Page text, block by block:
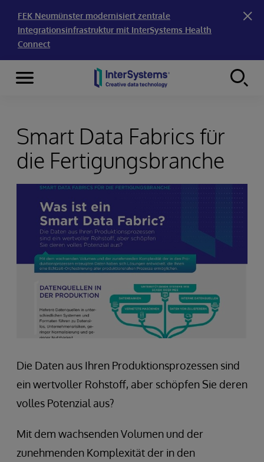
FEK Neumünster modernisiert zentrale
Integrationsinfrastruktur mit InterSystems Health
Connect
Skip to content
Menu
Smart Data Fabrics für
die Fertigungsbranche
Die Daten aus Ihren Produktionsprozessen sind
ein wertvoller Rohstoff, aber schöpfen Sie deren
volles Potenzial aus?
Mit dem wachsenden Volumen und der
zunehmenden Komplexität der in den